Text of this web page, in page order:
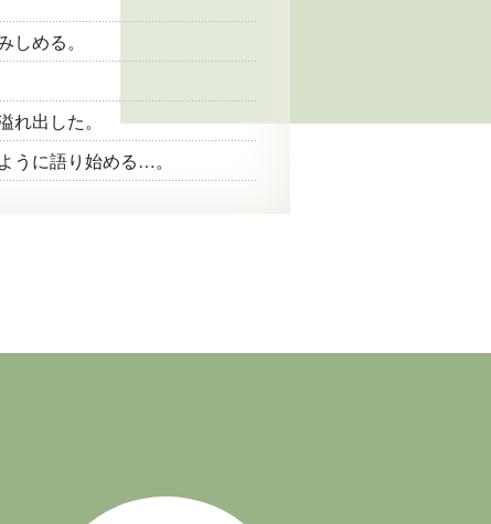
める。
出した。
うに語り始める…。
Instagram